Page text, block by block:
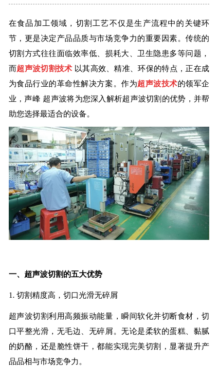
在食品加工领域，切割工艺不仅是生产流程中的关键环
节，更是决定产品品质与市场竞争力的重要因素。传统的
切割方式往往面临效率低、损耗大、卫生隐患多等问题，
而超声波切割技术 以其高效、精准、环保的特点，正在成
为食品行业的革命性解决方案。作为超声波技术的领军企
业，声峰 超声波将为您深入解析超声波切割的优势，并帮
助您选择最适合的设备。
一、超声波切割的五大优势
1. 切割精度高，切口光滑无碎屑
超声波切割利用高频振动能量，瞬间软化并切断食材，切
口平整光滑，无毛边、无碎屑。无论是柔软的蛋糕、黏腻
的奶酪，还是脆性饼干，都能实现完美切割，显著提升产
品品相与市场竞争力。